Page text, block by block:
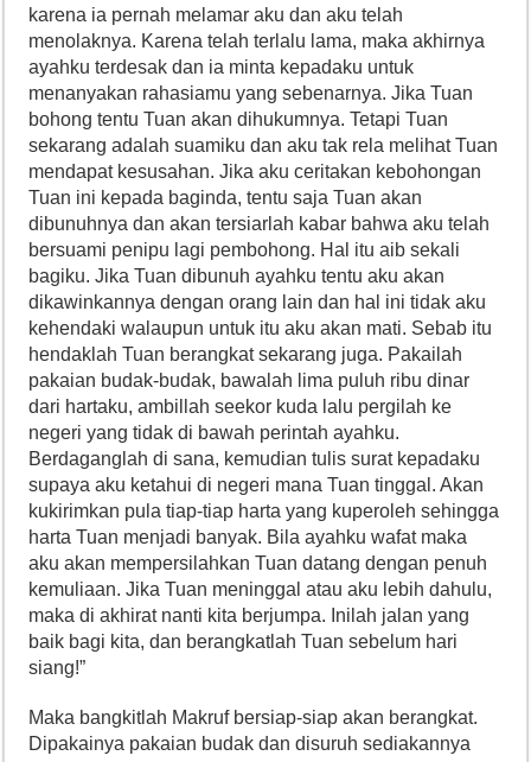
karena ia pernah melamar aku dan aku telah
menolaknya. Karena telah terlalu lama, maka akhirnya
ayahku terdesak dan ia minta kepadaku untuk
menanyakan rahasiamu yang sebenarnya. Jika Tuan
bohong tentu Tuan akan dihukumnya. Tetapi Tuan
sekarang adalah suamiku dan aku tak rela melihat Tuan
mendapat kesusahan. Jika aku ceritakan kebohongan
Tuan ini kepada baginda, tentu saja Tuan akan
dibunuhnya dan akan tersiarlah kabar bahwa aku telah
bersuami penipu lagi pembohong. Hal itu aib sekali
bagiku. Jika Tuan dibunuh ayahku tentu aku akan
dikawinkannya dengan orang lain dan hal ini tidak aku
kehendaki walaupun untuk itu aku akan mati. Sebab itu
hendaklah Tuan berangkat sekarang juga. Pakailah
pakaian budak-budak, bawalah lima puluh ribu dinar
dari hartaku, ambillah seekor kuda lalu pergilah ke
negeri yang tidak di bawah perintah ayahku.
Berdaganglah di sana, kemudian tulis surat kepadaku
supaya aku ketahui di negeri mana Tuan tinggal. Akan
kukirimkan pula tiap-tiap harta yang kuperoleh sehingga
harta Tuan menjadi banyak. Bila ayahku wafat maka
aku akan mempersilahkan Tuan datang dengan penuh
kemuliaan. Jika Tuan meninggal atau aku lebih dahulu,
maka di akhirat nanti kita berjumpa. Inilah jalan yang
baik bagi kita, dan berangkatlah Tuan sebelum hari
siang!”
Maka bangkitlah Makruf bersiap-siap akan berangkat.
Dipakainya pakaian budak dan disuruh sediakannya